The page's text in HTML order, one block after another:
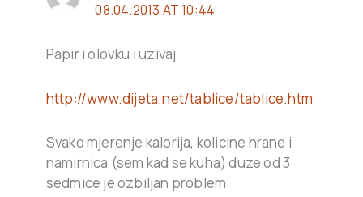
08.04.2013 AT 10:44
Papir i olovku i uzivaj
http://www.dijeta.net/tablice/tablice.htm
Svako mjerenje kalorija, kolicine hrane i
namirnica (sem kad se kuha) duze od 3
sedmice je ozbiljan problem